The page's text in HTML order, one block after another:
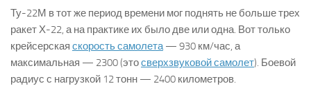
Ту-22М в тот же период времени мог поднять не больше трех
ракет Х-22, а на практике их было две или одна. Вот только
крейсерская скорость самолета— 930 км/час, а
максимальная — 2300 (этосверхзвуковой самолет). Боевой
радиус с нагрузкой 12 тонн — 2400 километров.